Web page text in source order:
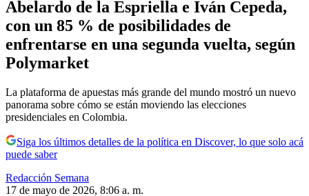
Abelardo de la Espriella e Iván Cepeda,
con un 85 % de posibilidades de
enfrentarse en una segunda vuelta, según
Polymarket
La plataforma de apuestas más grande del mundo mostró un nuevo
panorama sobre cómo se están moviendo las elecciones
presidenciales en Colombia.
Siga los últimos detalles de la política en Discover, lo que solo acá
puede saber
Redacción Semana
17 de mayo de 2026, 8:06 a. m.